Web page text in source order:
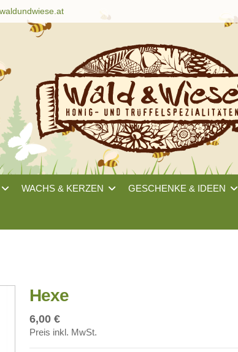
WACHS & KERZEN GESCHENKE & IDEEN
Hexe
6,00 €
Preis inkl. MwSt.